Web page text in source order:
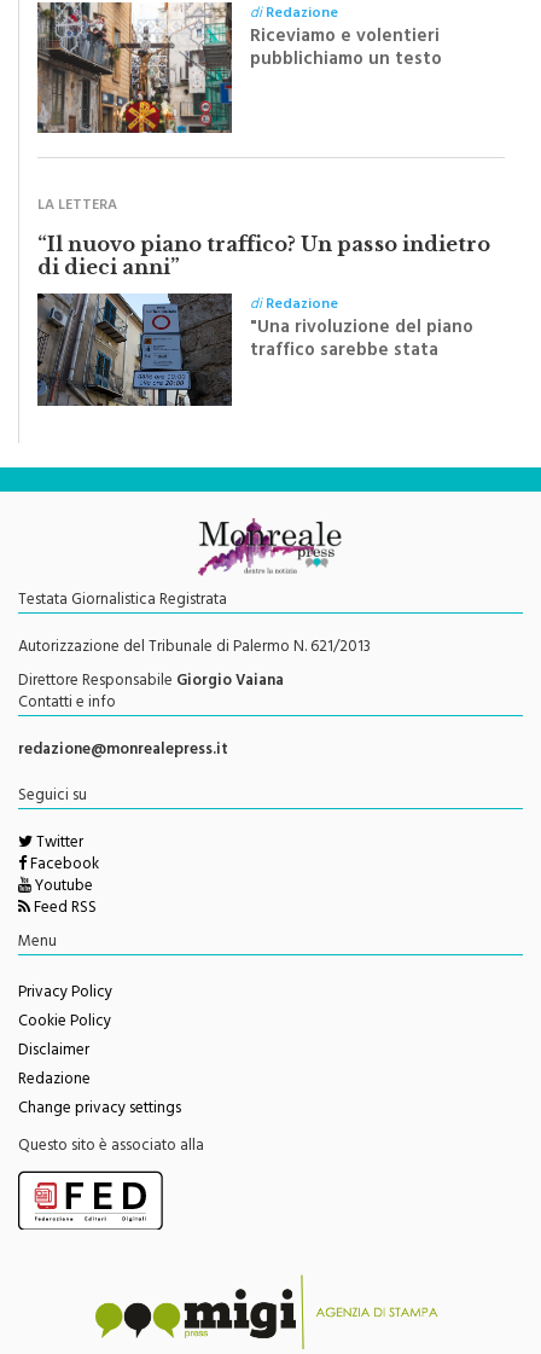
diRedazione
Riceviamo e volentieri
pubblichiamo un testo
Festa del Santissimo
LA LETTERA
“Il nuovo piano traffico? Un passo indietro
di dieci anni”
diRedazione
"Una rivoluzione del piano
traffico sarebbe stata
Testata Giornalistica Registrata
Autorizzazione del Tribunale di Palermo N. 621/2013
Direttore Responsabile Giorgio Vaiana
Contatti e info
redazione@monrealepress.it
Seguici su
Twitter
Facebook
Youtube
Feed RSS
Menu
Privacy Policy
Cookie Policy
Disclaimer
Redazione
Change privacy settings
Questo sito è associato alla